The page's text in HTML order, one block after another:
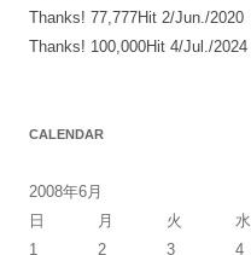
Thanks! 77,777Hit 2/Jun./2020
Thanks! 100,000Hit 4/Jul./2024
CALENDAR
2008年6月
日
月 火 水
1
2 3 4